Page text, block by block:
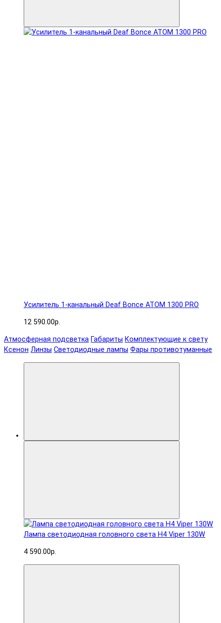
Усилитель 1-канальный Deaf Bonce ATOM 1300 PRO
12 590.00р.
Атмосферная подсветка Габариты Комплектующие к свету
Ксенон Линзы Светодиодные лампы Фары противотуманные
Лампа светодиодная головного света H4 Viper 130W
4 590.00р.